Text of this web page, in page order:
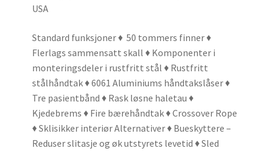
USA
Standard funksjoner♦ 50 tommers finner♦
Flerlags sammensatt skall ♦ Komponenter i
monteringsdeler i rustfritt stål ♦ Rustfritt
stålhåndtak♦ 6061 Aluminiums håndtakslåser♦
Tre pasientbånd ♦ Rask løsne haletau ♦
Kjedebrems ♦ Fire bærehåndtak♦ Crossover Rope
♦ Sklisikker interiørAlternativer♦ Bueskyttere –
Reduser slitasje og øk utstyrets levetid ♦ Sled